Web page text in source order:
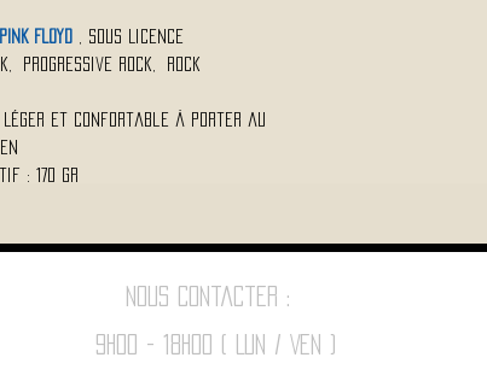
PINK FLOYD
, Sous Licence
Progressive Rock, Rock
léger et confortable à porter au
: 170 Gr
Nous contacter :
9h00 - 18H00 ( Lun / Ven )